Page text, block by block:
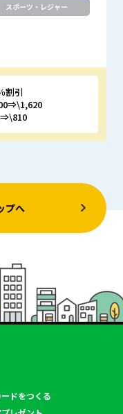
スポーツ・レジャー
割引
プへ
ドをつくる